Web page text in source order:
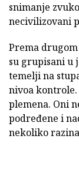
snimanje
necivilizovani
Prema
su grupisani u
temelji na
nivoa
plemena. Oni
podređene i
nekoliko